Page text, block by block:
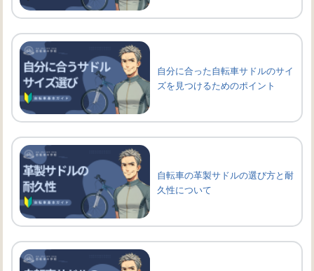
自分に合った自転車サドルのサイ
ズを見つけるためのポイント
自転車の革製サドルの選び方と耐
久性について